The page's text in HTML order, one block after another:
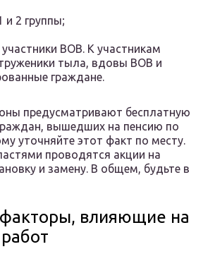
2 группы;
ВОВ. К участникам
тыла, вдовы ВОВ и
граждане.
предусматривают бесплатную
вышедших на пенсию по
уточняйте этот факт по месту.
проводятся акции на
и замену. В общем, будьте в
влияющие на